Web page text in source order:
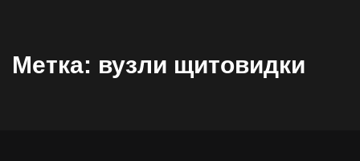
Метка: вузли щитовидки